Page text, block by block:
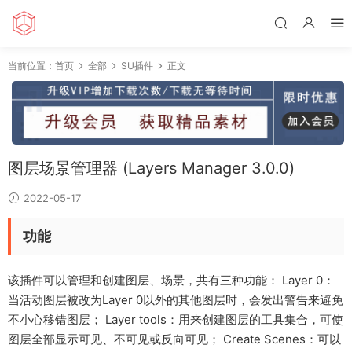
当前位置： 首页 全部 SU插件 正文
图层场景管理器 (Layers Manager 3.0.0)
2022-05-17
功能
该插件可以管理和创建图层、场景，共有三种功能： Layer 0：
当活动图层被改为Layer 0以外的其他图层时，会发出警告来避免
不小心移错图层； Layer tools：用来创建图层的工具集合，可使
图层全部显示可见、不可见或反向可见； Create Scenes：可以